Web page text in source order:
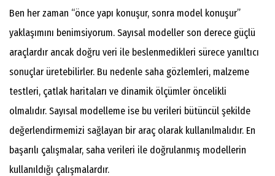
Ben her zaman “önce yapı konuşur, sonra model konuşur”
yaklaşımını benimsiyorum. Sayısal modeller son derece güçlü
araçlardır ancak doğru veri ile beslenmedikleri sürece yanıltıcı
sonuçlar üretebilirler. Bu nedenle saha gözlemleri, malzeme
testleri, çatlak haritaları ve dinamik ölçümler öncelikli
olmalıdır. Sayısal modelleme ise bu verileri bütüncül şekilde
değerlendirmemizi sağlayan bir araç olarak kullanılmalıdır. En
başarılı çalışmalar, saha verileri ile doğrulanmış modellerin
kullanıldığı çalışmalardır.